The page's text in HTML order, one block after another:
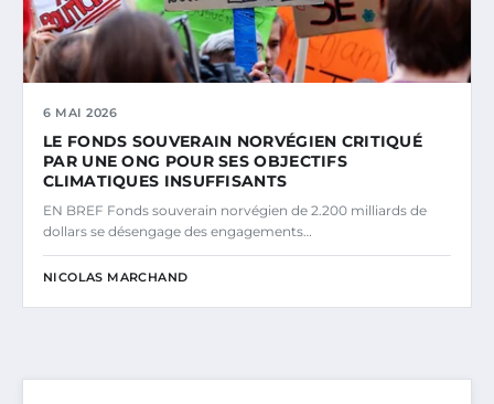
6 MAI 2026
LE FONDS SOUVERAIN NORVÉGIEN CRITIQUÉ
PAR UNE ONG POUR SES OBJECTIFS
CLIMATIQUES INSUFFISANTS
EN BREF Fonds souverain norvégien de 2.200 milliards de
dollars se désengage des engagements…
NICOLAS MARCHAND